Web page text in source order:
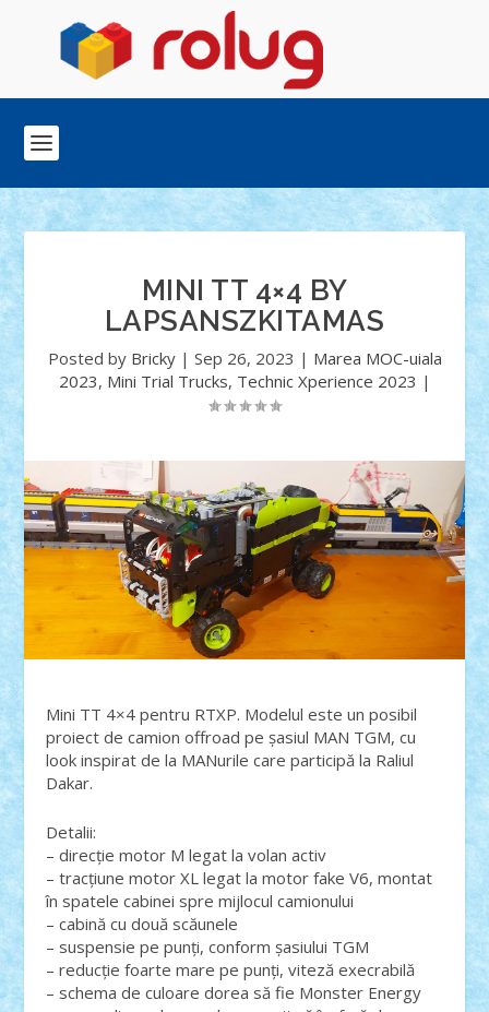
MINI TT 4×4 BY
LAPSANSZKITAMAS
Posted by Bricky| Sep 26, 2023 | Marea MOC-uiala
2023, Mini Trial Trucks, Technic Xperience 2023 |
Mini TT 4×4 pentru RTXP. Modelul este un posibil
proiect de camion offroad pe șasiul MAN TGM, cu
look inspirat de la MANurile care participă la Raliul
Dakar.
Detalii:
– direcție motor M legat la volan activ
– tracțiune motor XL legat la motor fake V6, montat
în spatele cabinei spre mijlocul camionului
– cabină cu două scăunele
– suspensie pe punți, conform șasiului TGM
– reducție foarte mare pe punți, viteză execrabilă
– schema de culoare dorea să fie Monster Energy